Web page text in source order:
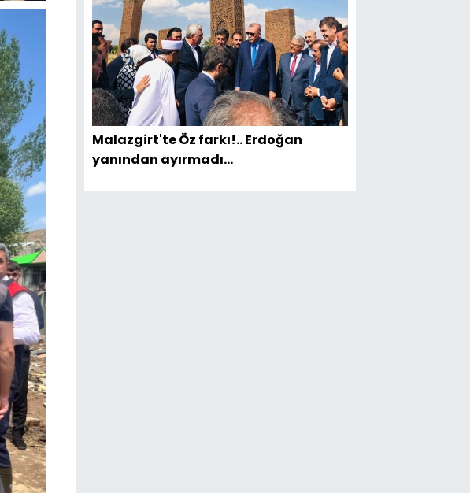
Malazgirt'te Öz farkı!.. Erdoğan
yanından ayırmadı...